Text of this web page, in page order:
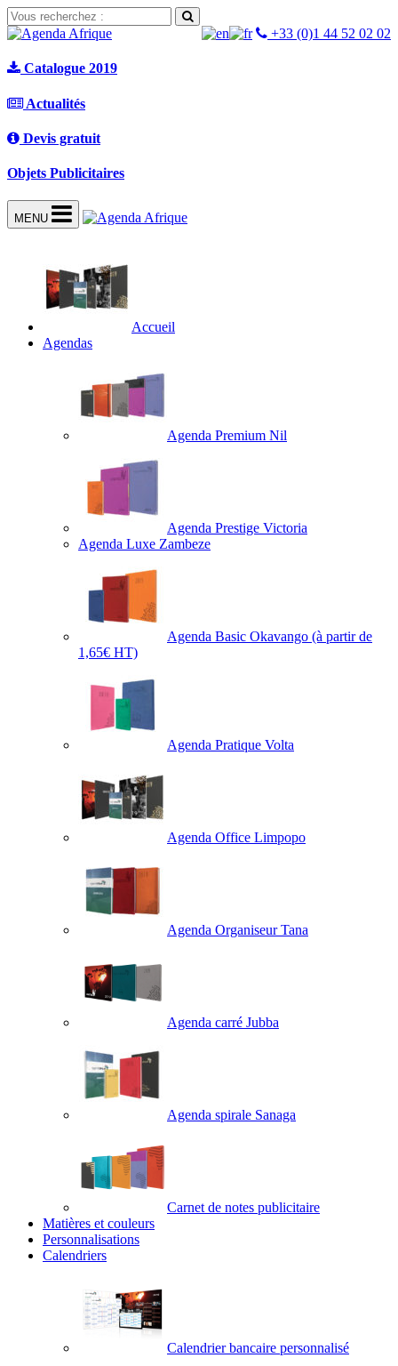
+33 (0)1 44 52 02 02
Catalogue 2019
Actualités
Devis gratuit
Objets Publicitaires
MENU
Accueil
Agendas
Agenda Premium Nil
Agenda Prestige Victoria
Agenda Luxe Zambeze
Agenda Basic Okavango (à partir de
1,65€ HT)
Agenda Pratique Volta
Agenda Office Limpopo
Agenda Organiseur Tana
Agenda carré Jubba
Agenda spirale Sanaga
Carnet de notes publicitaire
Matières et couleurs
Personnalisations
Calendriers
Calendrier bancaire personnalisé